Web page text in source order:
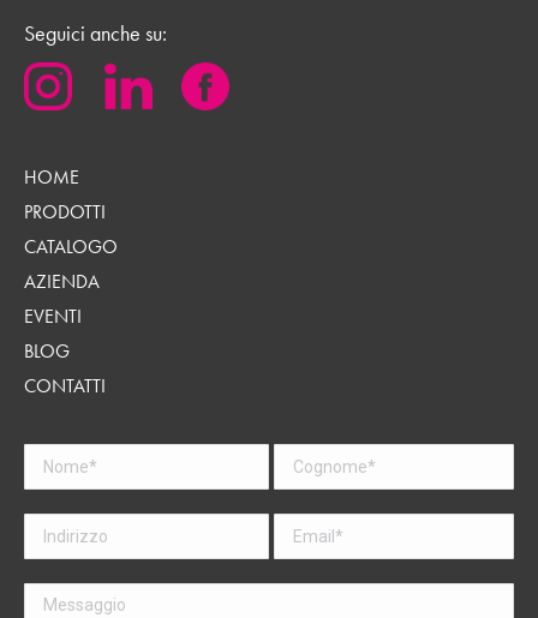
Seguici anche su:
HOME
PRODOTTI
CATALOGO
AZIENDA
EVENTI
BLOG
CONTATTI